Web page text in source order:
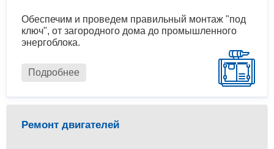
Обеспечим и проведем правильный монтаж "под
ключ", от загородного дома до промышленного
энергоблока.
Подробнее
Ремонт двигателей